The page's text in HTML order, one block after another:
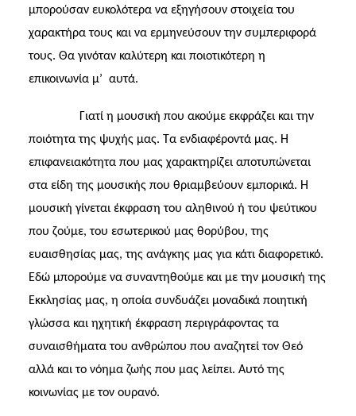
μπορούσαν ευκολότερα να εξηγήσουν στοιχεία του
χαρακτήρα τους και να ερμηνεύσουν την συμπεριφορά
τους. Θα γινόταν καλύτερη και ποιοτικότερη η
επικοινωνία μ’ αυτά.
Γιατί η μουσική που ακούμε εκφράζει και την
ποιότητα της ψυχής μας. Τα ενδιαφέροντά μας. Η
επιφανειακότητα που μας χαρακτηρίζει αποτυπώνεται
στα είδη της μουσικής που θριαμβεύουν εμπορικά. Η
μουσική γίνεται έκφραση του αληθινού ή του ψεύτικου
που ζούμε, του εσωτερικού μας θορύβου, της
ευαισθησίας μας, της ανάγκης μας για κάτι διαφορετικό.
Εδώ μπορούμε να συναντηθούμε και με την μουσική της
Εκκλησίας μας, η οποία συνδυάζει μοναδικά ποιητική
γλώσσα και ηχητική έκφραση περιγράφοντας τα
συναισθήματα του ανθρώπου που αναζητεί τον Θεό
αλλά και το νόημα ζωής που μας λείπει. Αυτό της
κοινωνίας με τον ουρανό.